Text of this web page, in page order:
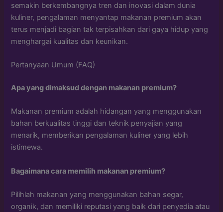
semakin berkembangnya tren dan inovasi dalam dunia
kuliner, pengalaman menyantap makanan premium akan
terus menjadi bagian tak terpisahkan dari gaya hidup yang
menghargai kualitas dan keunikan.
Pertanyaan Umum (FAQ)
Apa yang dimaksud dengan makanan premium?
Makanan premium adalah hidangan yang menggunakan
bahan berkualitas tinggi dan teknik penyajian yang
menarik, memberikan pengalaman kuliner yang lebih
istimewa.
Bagaimana cara memilih makanan premium?
Pilihlah makanan yang menggunakan bahan segar,
organik, dan memiliki reputasi yang baik dari penyedia atau